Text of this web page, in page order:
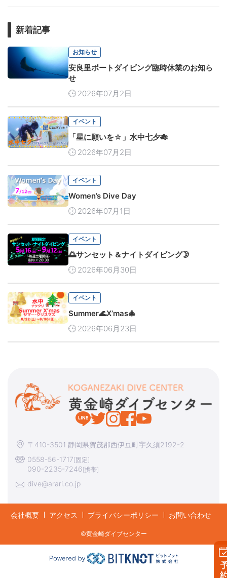
新着記事
お知らせ
安良里ボートダイビング臨時休業のお知ら
せ
2026年07月2日
イベント
「星に願いを☆」水中七夕🎋
2026年07月2日
イベント
Women’s Dive Day
2026年07月1日
イベント
🌅サンセット＆ナイトダイビング🌛
2026年06月30日
イベント
Summer🌊X’mas🎄
2026年06月23日
〒410-3501 静岡県賀茂郡西伊豆町宇久須2192-2
0558-56-1717[固定]
090-2235-7246[携帯]
dive@arari.co.jp
会社概要 アクセス プライバシーポリシー お問い合わせ
©︎黄金崎ダイブセンター